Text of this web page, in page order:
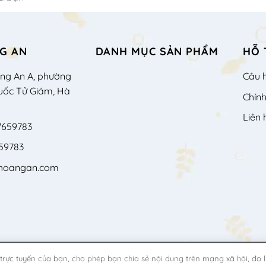
AN
An A, phường
Tử Giám, Hà
DANH MỤC SẢN PHẨM HỖ
Câu
Liên
tuyến của bạn, cho phép bạn chia sẻ nội dung trên mạng xã hội, đo